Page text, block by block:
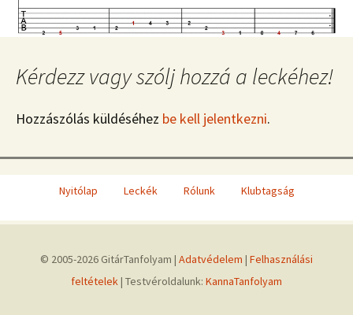
Kérdezz vagy szólj hozzá a leckéhez!
Hozzászólás küldéséhez be kell jelentkezni.
Nyitólap Leckék Rólunk Klubtagság
© 2005-2026 GitárTanfolyam | Adatvédelem | Felhasználási
feltételek| Testvéroldalunk: KannaTanfolyam